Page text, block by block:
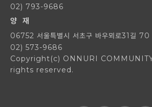
02) 793-9686
양 재
06752 서울특별시 서초구 바우뫼로31길 70
02) 573-9686
Copyright(c) ONNURI
rights reserved.